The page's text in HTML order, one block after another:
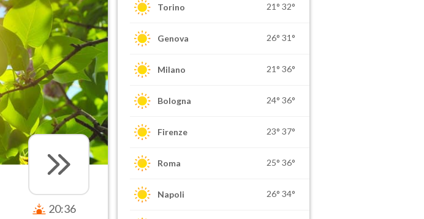
20:36
Torino 21° 32°
Genova 26° 31°
Milano 21° 36°
Bologna 24° 36°
Firenze 23° 37°
Roma 25° 36°
Napoli 26° 34°